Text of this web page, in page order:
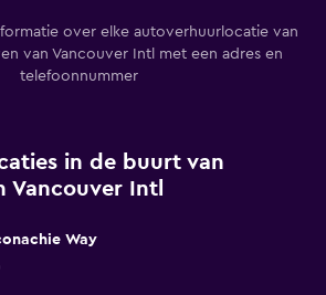
over elke autoverhuurlocatie van
van Vancouver Intl met een adres en
telefoonnummer
in de buurt van
Vancouver Intl
Way